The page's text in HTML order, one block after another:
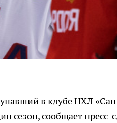
в клубе НХЛ
сезон, сообщает пресс-